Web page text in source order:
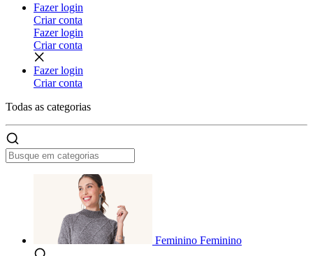
Fazer login
Criar conta
Fazer login
Criar conta
Fazer login
Criar conta
Todas as categorias
Feminino Feminino